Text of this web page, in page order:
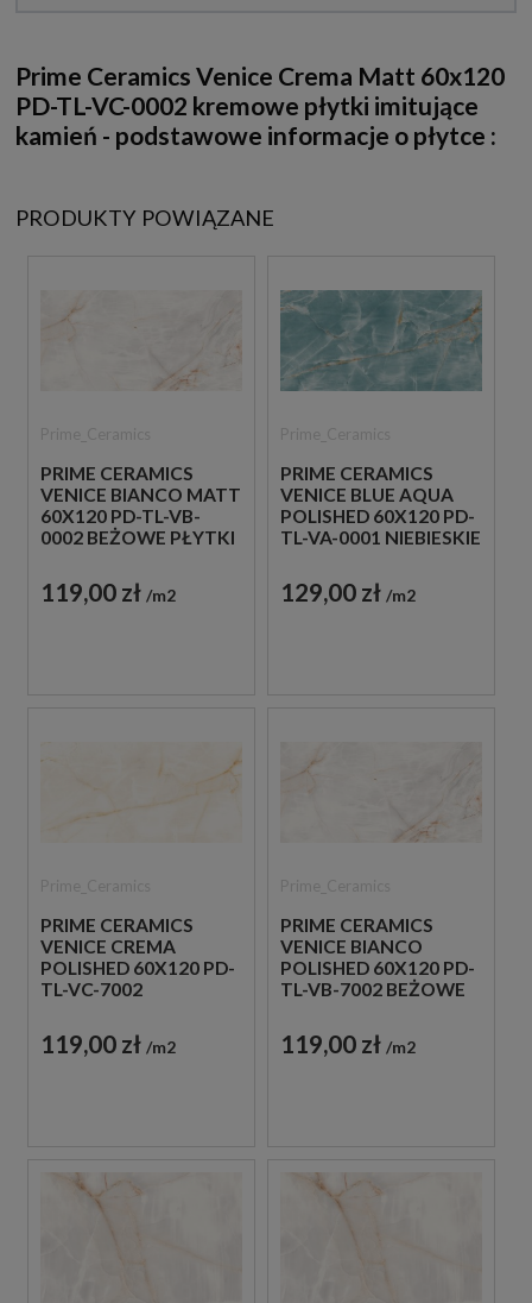
Prime Ceramics Venice Crema Matt 60x120
PD-TL-VC-0002 kremowe płytki imitujące
kamień - podstawowe informacje o płytce :
PRODUKTY POWIĄZANE
PRIME CERAMICS
VENICE BIANCO MATT
60X120 PD-TL-VB-
0002 BEŻOWE PŁYTKI
119,00 zł m2
PRIME CERAMICS
VENICE BLUE AQUA
POLISHED 60X120 PD-
TL-VA-0001 NIEBIESKIE
KAMIEŃ
129,00 zł m2
PRIME CERAMICS
VENICE CREMA
POLISHED 60X120 PD-
TL-VC-7002
IMITUJĄCE KAMIEŃ
119,00 zł m2
PRIME CERAMICS
VENICE BIANCO
POLISHED 60X120 PD-
TL-VB-7002 BEŻOWE
KAMIEŃ
119,00 zł m2